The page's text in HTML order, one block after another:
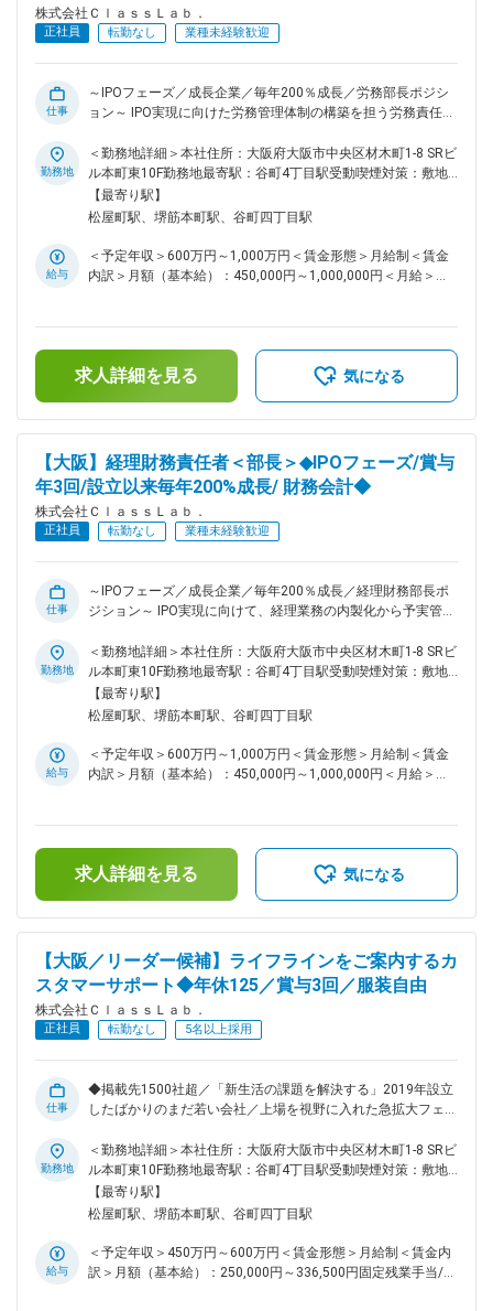
か数年で圧倒的なシェアを築き上げたIPO準備中の成長企業で
す。 現在、提携不動産会社は2,500社を超え、新生活を始める
名から200名へと引き上げる大規模な組織拡張フェーズに突入
しました。 変更の範囲：会社の定める業務
株式会社ＣｌａｓｓＬａｂ．
正社員 転勤なし 業種未経験歓迎
仕事
～IPOフェーズ／成長企業／毎年200％成長／労務部長ポジシ
ョン～ IPO実現に向けた労務管理体制の構築を担う労務責任者
基盤を強固にする重要なポジションです。現状のアウトソース
体制から「内製化」への移行による業務スピード・精度の向上
とIPO審査に耐えうる強固なコンプライアンス体制、就業規
則・規程の再整備がミッションです。 また、人事労務SaaS等
も期待しています。IPO準備のコアメンバーとして上場達成を
牽引すめ経験を積むことができます。 ■ 具体的な業務： ・内
ン提案 など ■魅力： ・「新生活の課題解決」を掲げ、設立
以来毎年200％成長。 ・圧倒的な裁量とスピード感：経営陣直
下のポジションとして、上場を見据えた最重要プロジェクトを
リードできます。「0→1」「1→100」の事業・組織開発のダ
気・水道・ガス・インターネットなど、生活に欠かせないイン
フラサービスの契約サポートや代行サービスをご提供していま
す。 2019年設立のまだ若い会社ですが、既に多数の提携先が
あり、現在はIPOの準備を進めており、急拡大中です。 変更の
範囲：会社の定める業務
勤務地
＜勤務地詳細＞本社住所：大阪府大阪市中央区材木町1-8 SRビ
ル本町東10F勤務地最寄駅：谷町4丁目駅受動喫煙対策：敷地
内喫煙可能場所あり変更の範囲：会社の定める事業所
【最寄り駅】
松屋町駅、堺筋本町駅、谷町四丁目駅
給与
＜予定年収＞600万円～1,000万円＜賃金形態＞月給制＜賃金
内訳＞月額（基本給）：450,000円～1,000,000円＜月給＞
与 年3回（3月・7月・11月／昨年度実績：2～5ヶ月分）賃金
はあくまでも目安の金額であり、選考を通じて上下する可能性
があります。月給(月額)は固定手当を含めた表記です。
求人詳細を見る 気になる
【大阪】経理財務責任者＜部長＞◆IPOフェーズ/賞与
年3回/設立以来毎年200%成長/ 財務会計◆
株式会社ＣｌａｓｓＬａｂ．
正社員 転勤なし 業種未経験歓迎
仕事
～IPOフェーズ／成長企業／毎年200％成長／経理財務部長ポ
ジション～ IPO実現に向けて、経理業務の内製化から予実管
ョンを募集いたします！ ■業務内容： ◎IPOに向けた経理業務
の完全内製化と決算早期化のために、現状の外部依存体制から
脱却し、上場審査に耐えうる正確かつ迅速な月次・年次決算体
制の構築をお任せします。 ◎ガバナンス強化と適時開示体制
人・証券会社との折衝を通じた開示体制の確立を推進いただき
ます。 ■魅力： ・「新生活の課題解決」を掲げ、設立以来毎
できます。「0→1」「1→100」の事業・組織開発のダイナミ
ズムをリアルに体感できます。 ■当社について： 電気・水
道・ガス・インターネットなど、生活に欠かせないインフラサ
ービスの契約サポートや代行サービスをご提供しています。
り、現在はIPOの準備を進めており、急拡大中です。 変更の範
囲：会社の定める業務
勤務地
＜勤務地詳細＞本社住所：大阪府大阪市中央区材木町1-8 SRビ
ル本町東10F勤務地最寄駅：谷町4丁目駅受動喫煙対策：敷地
内喫煙可能場所あり変更の範囲：会社の定める事業所
【最寄り駅】
松屋町駅、堺筋本町駅、谷町四丁目駅
給与
＜予定年収＞600万円～1,000万円＜賃金形態＞月給制＜賃金
内訳＞月額（基本給）：450,000円～1,000,000円＜月給＞
与 年3回（3月・7月・11月／昨年度実績：2～5ヶ月分）賃金
はあくまでも目安の金額であり、選考を通じて上下する可能性
があります。月給(月額)は固定手当を含めた表記です。
求人詳細を見る 気になる
【大阪／リーダー候補】ライフラインをご案内するカ
スタマーサポート◆年休125／賞与3回／服装自由
株式会社ＣｌａｓｓＬａｂ．
正社員 転勤なし 5名以上採用
仕事
◆掲載先1500社超／「新生活の課題を解決する」2019年設立
したばかりのまだ若い会社／上場を視野に入れた急拡大フェー
プト完備・クレームなし】★20代～30代活躍中★ほとんどが
未経験からのスタート！ 私たちは、生活に必要な電気・水
道・ガス・インターネットといったライフラインの契約代行を
軸に事業展開をしている会社です！ 今回は、《カスタマーサ
方を募集しています。 ■業務内容 不動産会社さんからご紹介
いただいた方に向けて、水道・ガス・電気・インターネットな
勤務地
＜勤務地詳細＞本社住所：大阪府大阪市中央区材木町1-8 SRビ
ル本町東10F勤務地最寄駅：谷町4丁目駅受動喫煙対策：敷地
内喫煙可能場所あり変更の範囲：無
【最寄り駅】
松屋町駅、堺筋本町駅、谷町四丁目駅
給与
＜予定年収＞450万円～600万円＜賃金形態＞月給制＜賃金内
訳＞月額（基本給）：250,000円～336,500円固定残業手当/